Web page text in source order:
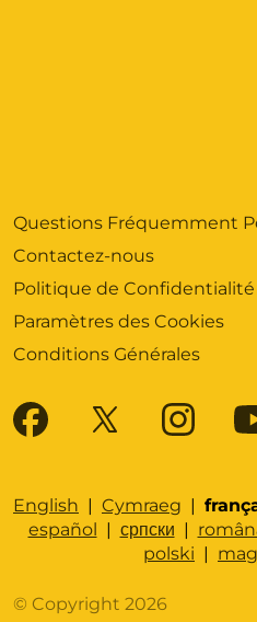
Questions Fréquemment
Contactez-nous
Politique de Confidentialité
Paramètres des Cookies
Conditions Générales
English | Cymraeg |
español | српски |
polski |
© Copyright 2026